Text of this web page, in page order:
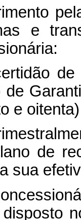
e
e
de
sua
disposto